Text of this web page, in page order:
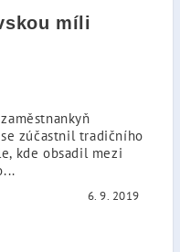
míli
zúčastnil tradičního
kde obsadil mezi
6. 9. 2019